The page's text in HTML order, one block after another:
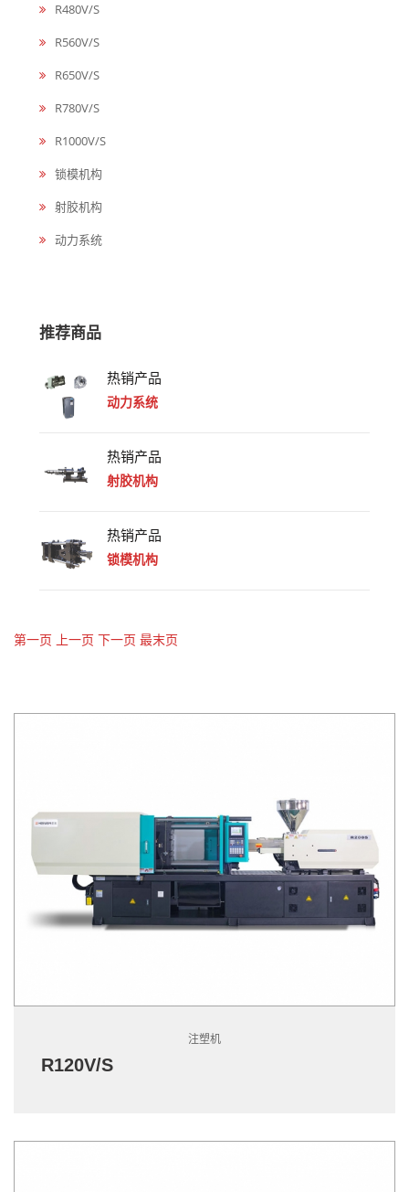
R480V/S
R560V/S
R650V/S
R780V/S
R1000V/S
锁模机构
射胶机构
动力系统
推荐商品
热销产品
动力系统
热销产品
射胶机构
热销产品
锁模机构
第一页 上一页 下一页 最末页
注塑机
R120V/S